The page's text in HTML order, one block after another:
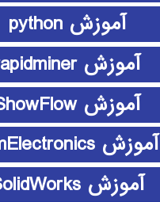
آموزش python
آموزش rapidminer
آموزش ShowFlow
آموزش SimElectronics
آموزش SolidWorks